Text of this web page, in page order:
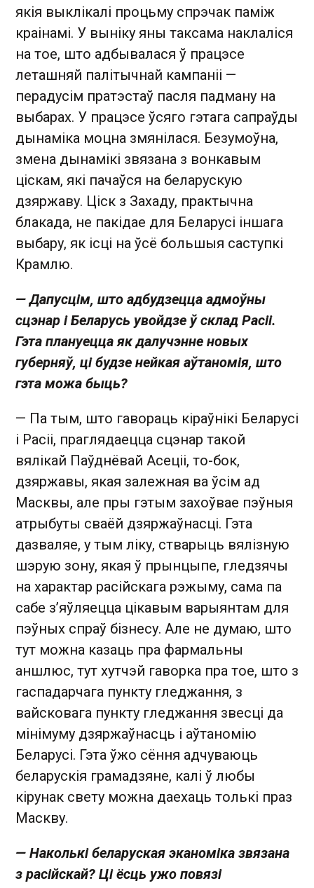
якія выклікалі процьму спрэчак паміж
краінамі. У выніку яны таксама наклаліся
на тое, што адбывалася ў працэсе
леташняй палітычнай кампаніі —
перадусім пратэстаў пасля падману на
выбарах. У працэсе ўсяго гэтага сапраўды
дынаміка моцна змянілася. Безумоўна,
змена дынамікі звязана з вонкавым
ціскам, які пачаўся на беларускую
дзяржаву. Ціск з Захаду, практычна
блакада, не пакідае для Беларусі іншага
выбару, як ісці на ўсё большыя саступкі
Крамлю.
— Дапусцім, што адбудзецца адмоўны
сцэнар і Беларусь увойдзе ў склад Расіі.
Гэта плануецца як далучэнне новых
губерняў, ці будзе нейкая аўтаномія, што
гэта можа быць?
— Па тым, што гавораць кіраўнікі Беларусі
і Расіі, праглядаецца сцэнар такой
вялікай Паўднёвай Асеціі, то-бок,
дзяржавы, якая залежная ва ўсім ад
Масквы, але пры гэтым захоўвае пэўныя
атрыбуты сваёй дзяржаўнасці. Гэта
дазваляе, у тым ліку, стварыць вялізную
шэрую зону, якая ў прынцыпе, гледзячы
на характар расійскага рэжыму, сама па
сабе з’яўляецца цікавым варыянтам для
пэўных спраў бізнесу. Але не думаю, што
тут можна казаць пра фармальны
аншлюс, тут хутчэй гаворка пра тое, што з
гаспадарчага пункту гледжання, з
вайсковага пункту гледжання звесці да
мінімуму дзяржаўнасць і аўтаномію
Беларусі. Гэта ўжо сёння адчуваюць
беларускія грамадзяне, калі ў любы
кірунак свету можна даехаць толькі праз
Маскву.
— Наколькі беларуская эканоміка звязана
з расійскай? Ці ёсць ужо повязі